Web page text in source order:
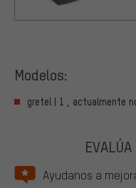
Modelos:
gretel | 1 , actualmente
EVALÚA
Ayudanos a